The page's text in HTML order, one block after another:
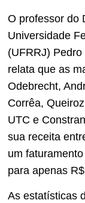
O professor do
Universidade
(UFRRJ)
relata que as
Odebrecht,
Corrêa,
UTC e
sua receita
um
para apenas
As estatísticas